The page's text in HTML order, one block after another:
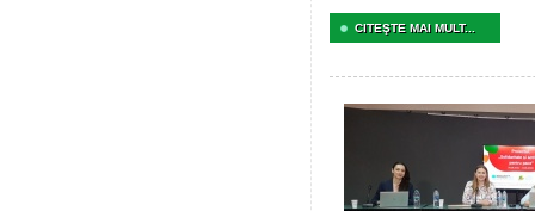
CITEŞTE MAI MULT...